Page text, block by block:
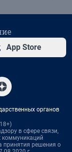
App Store
органов
в сфере связи,
коммуникаций
принятия решения о